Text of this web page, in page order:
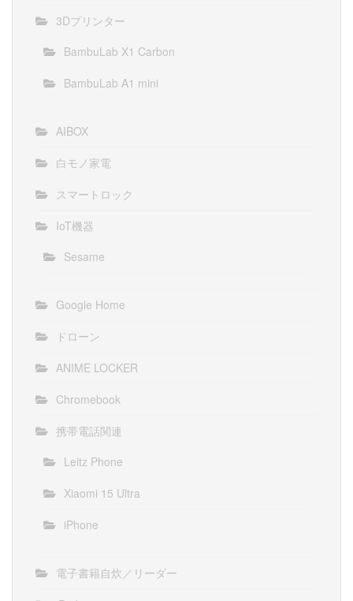
3Dプリンター
BambuLab X1 Carbon
BambuLab A1 mini
AIBOX
白モノ家電
スマートロック
IoT機器
Sesame
Google Home
ドローン
ANIME LOCKER
Chromebook
携帯電話関連
Leitz Phone
Xiaomi 15 Ultra
iPhone
電子書籍自炊／リーダー